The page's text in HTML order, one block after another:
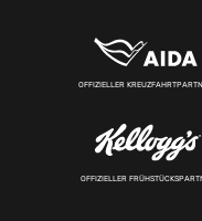
OFFIZIELLER
OFFIZIELLER